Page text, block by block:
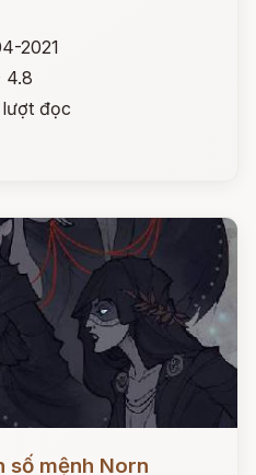
2021
4.8
đọc
số mệnh Norn